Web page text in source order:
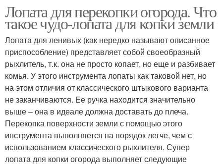
Лопата для перекопки огорода. Что
такое чудо-лопата для копки земли
Лопата для ленивых (как нередко называют описанное
приспособление) представляет собой своеобразный
рыхлитель, т.к. она не просто копает, но еще и разбивает
комья. У этого инструмента лопаты как таковой нет, но
на этом отличия от классического штыкового варианта
не заканчиваются. Ее ручка находится значительно
выше – она в идеале должна доставать до плеча.
Перекопка поверхности земли с помощью этого
инструмента выполняется на порядок легче, чем с
использованием классического рыхлителя. Супер
лопата для копки огорода выполняет следующие